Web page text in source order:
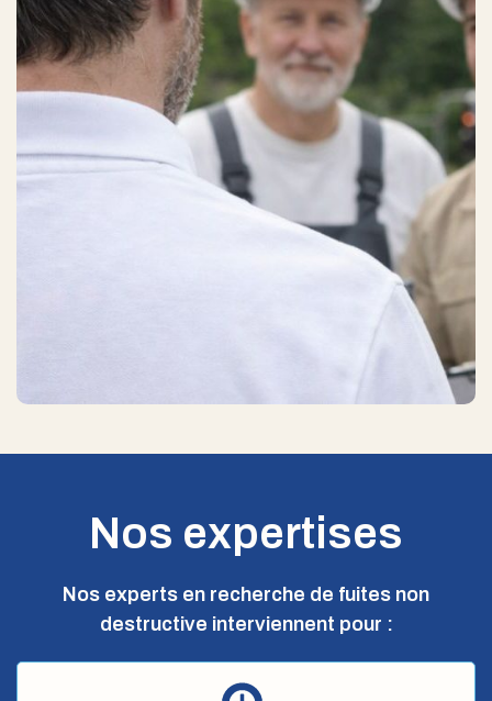
Nos expertises
Nos experts en recherche de fuites non
destructive interviennent pour :